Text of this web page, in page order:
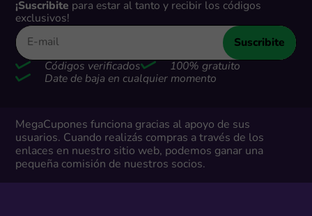
¡Suscribite para estar al tanto y recibir los códigos
exclusivos!
Suscribite
Códigos verificados
100% gratuito
Date de baja en cualquier momento
MegaCupones funciona gracias al apoyo de sus
usuarios. Cuando realizás compras a través de los
enlaces en nuestro sitio web, podemos ganar una
pequeña comisión de nuestros socios.